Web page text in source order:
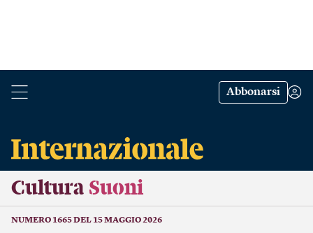
Abbonarsi
Cultura Suoni
NUMERO 1665 DEL 15 MAGGIO 2026